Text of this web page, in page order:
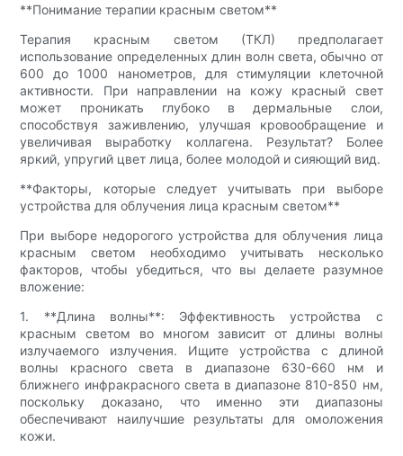
**Понимание терапии красным светом**
Терапия красным светом (ТКЛ) предполагает
использование определенных длин волн света, обычно от
600 до 1000 нанометров, для стимуляции клеточной
активности. При направлении на кожу красный свет
может проникать глубоко в дермальные слои,
способствуя заживлению, улучшая кровообращение и
увеличивая выработку коллагена. Результат? Более
яркий, упругий цвет лица, более молодой и сияющий вид.
**Факторы, которые следует учитывать при выборе
устройства для облучения лица красным светом**
При выборе недорогого устройства для облучения лица
красным светом необходимо учитывать несколько
факторов, чтобы убедиться, что вы делаете разумное
вложение:
1. **Длина волны**: Эффективность устройства с
красным светом во многом зависит от длины волны
излучаемого излучения. Ищите устройства с длиной
волны красного света в диапазоне 630-660 нм и
ближнего инфракрасного света в диапазоне 810-850 нм,
поскольку доказано, что именно эти диапазоны
обеспечивают наилучшие результаты для омоложения
кожи.